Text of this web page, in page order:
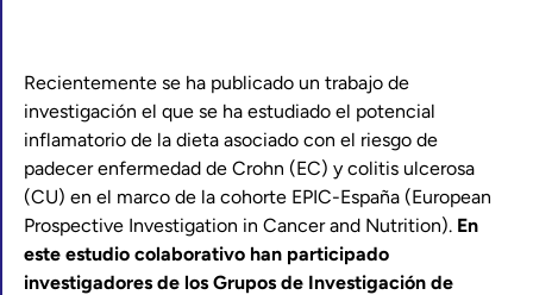
Recientemente se ha publicado un trabajo de
investigación el que se ha estudiado el potencial
inflamatorio de la dieta asociado con el riesgo de
padecer enfermedad de Crohn (EC) y colitis ulcerosa
(CU) en el marco de la cohorte EPIC-España (European
Prospective Investigation in Cancer and Nutrition). En
este estudio colaborativo han participado
investigadores de los Grupos de Investigación de